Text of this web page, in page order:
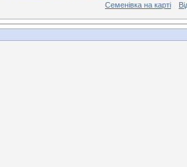
Семенівка на карті